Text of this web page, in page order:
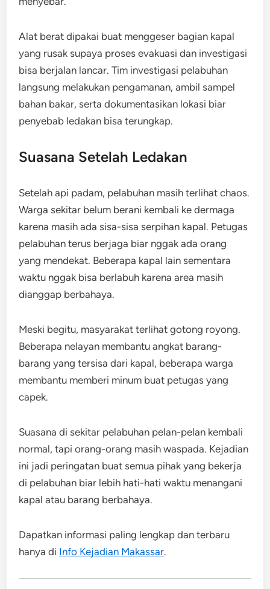
Alat berat dipakai buat menggeser bagian kapal
yang rusak supaya proses evakuasi dan investigasi
bisa berjalan lancar. Tim investigasi pelabuhan
langsung melakukan pengamanan, ambil sampel
bahan bakar, serta dokumentasikan lokasi biar
penyebab ledakan bisa terungkap.
Suasana Setelah Ledakan
Setelah api padam, pelabuhan masih terlihat chaos.
Warga sekitar belum berani kembali ke dermaga
karena masih ada sisa-sisa serpihan kapal. Petugas
pelabuhan terus berjaga biar nggak ada orang
yang mendekat. Beberapa kapal lain sementara
waktu nggak bisa berlabuh karena area masih
dianggap berbahaya.
Meski begitu, masyarakat terlihat gotong royong.
Beberapa nelayan membantu angkat barang-
barang yang tersisa dari kapal, beberapa warga
membantu memberi minum buat petugas yang
capek.
Suasana di sekitar pelabuhan pelan-pelan kembali
normal, tapi orang-orang masih waspada. Kejadian
ini jadi peringatan buat semua pihak yang bekerja
di pelabuhan biar lebih hati-hati waktu menangani
kapal atau barang berbahaya.
Dapatkan informasi paling lengkap dan terbaru
hanya di Info Kejadian Makassar.